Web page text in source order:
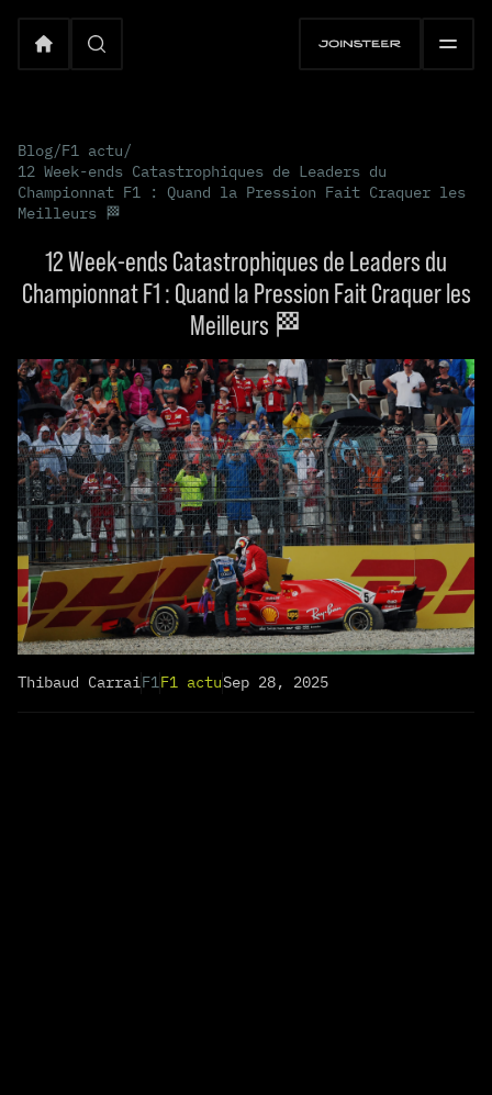
Blog/F1 actu/
12 Week-ends Catastrophiques de Leaders du
Championnat F1 : Quand la Pression Fait Craquer les
Meilleurs 🏁
12 Week-ends Catastrophiques de Leaders du
Championnat F1 : Quand la Pression Fait Craquer les
Meilleurs 🏁
Thibaud CarraiF1F1 actuSep 28, 2025